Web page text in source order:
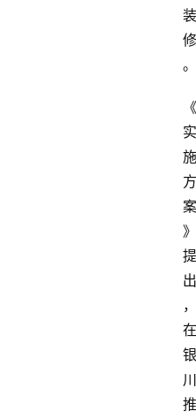
装
修
。
《
实
施
方
案
》
提
出
，
在
银
川
推